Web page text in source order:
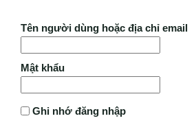
Tên người dùng hoặc địa chỉ email
Mật khẩu
Ghi nhớ đăng nhập